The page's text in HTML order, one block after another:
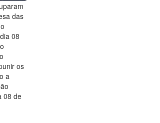
das
08
os
a
08 de